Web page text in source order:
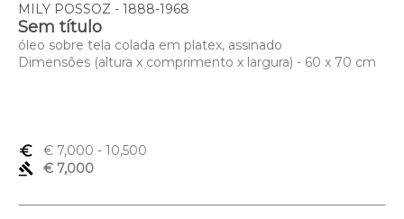
MILY POSSOZ - 1888-1968
Sem título
óleo sobre tela colada em platex, assinado
Dimensões (altura x comprimento x largura) - 60 x 70 cm
euro_symbol € 7,000 - 10,500
gavel
€ 7,000